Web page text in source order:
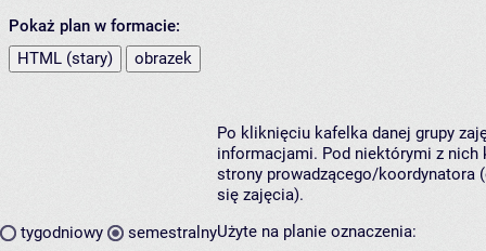
Pokaż plan w formacie:
HTML (stary)
obrazek
tygodniowy semestralny
Po kliknięciu kafelka danej grupy
informacjami. Pod niektórymi z nich
strony prowadzącego/koordynatora
się zajęcia).
Użyte na planie oznaczenia: